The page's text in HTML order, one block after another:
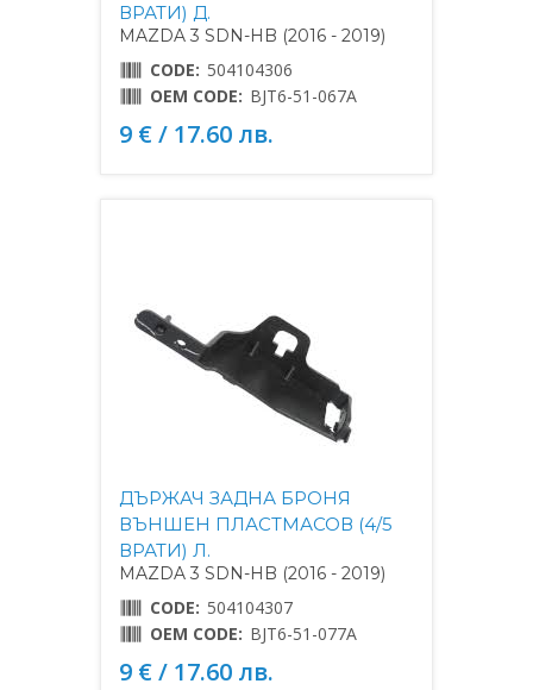
ВРАТИ) Д.
MAZDA 3 SDN-HB (2016 - 2019)
CODE: 504104306
OEM CODE: BJT6-51-067A
9 € / 17.60 лв.
ДЪРЖАЧ ЗАДНА БРОНЯ
ВЪНШЕН ПЛАСТМАСОВ (4/5
ВРАТИ) Л.
MAZDA 3 SDN-HB (2016 - 2019)
CODE: 504104307
OEM CODE: BJT6-51-077A
9 € / 17.60 лв.